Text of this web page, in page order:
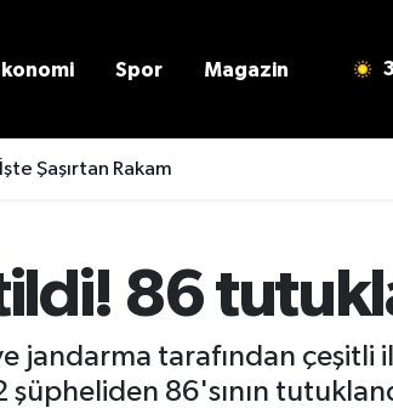
Spor Magazin
Şaşırtan Rakam
86
jandarma tarafından çeşitli
86'sının